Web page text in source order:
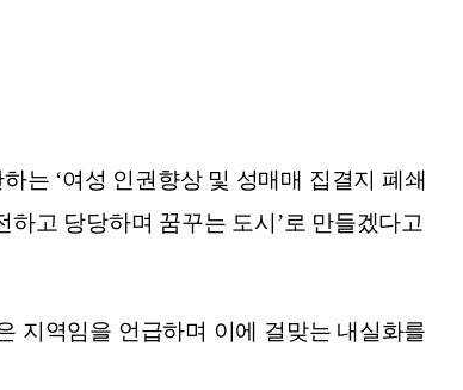
는 ‘여성 인권향상 및 성매매 집결지 폐쇄
고 당당하며 꿈꾸는 도시’로 만들겠다고
지역임을 언급하며 이에 걸맞는 내실화를